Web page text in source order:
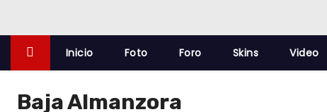
Inicio Foto Foro Skins Video
Baja Almanzora